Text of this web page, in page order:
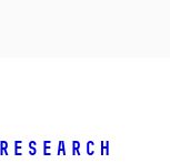
Research